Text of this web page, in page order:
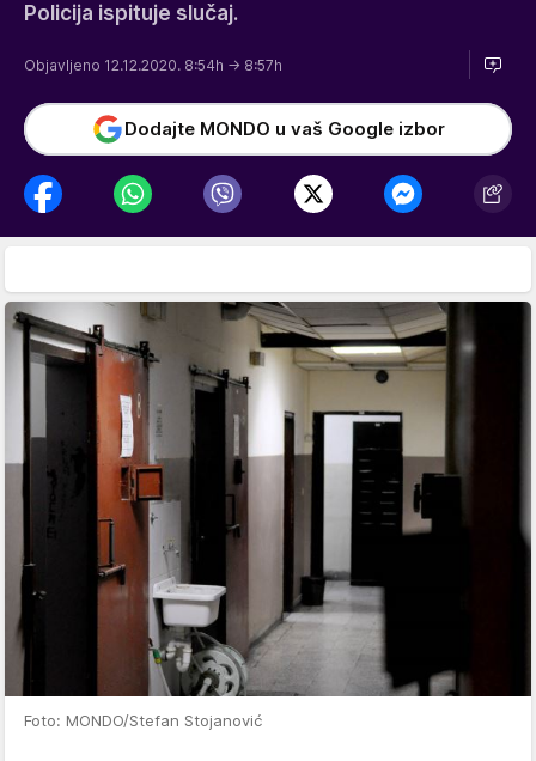
Policija ispituje slučaj.
Objavljeno 12.12.2020. 8:54h → 8:57h
Dodajte MONDO u vaš Google izbor
Foto: MONDO/Stefan Stojanović